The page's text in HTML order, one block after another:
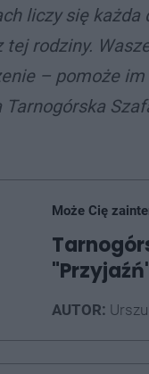
liczy się
tej rodziny.
– pomoże
Może Cię
AUTOR: